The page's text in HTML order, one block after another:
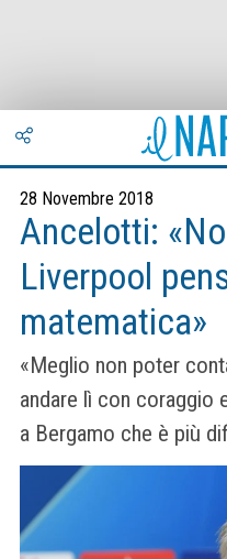
28 Novembre 2018
Ancelotti:
Liverpool
matematica»
«Meglio non poter
andare lì con coraggio
a Bergamo che è più